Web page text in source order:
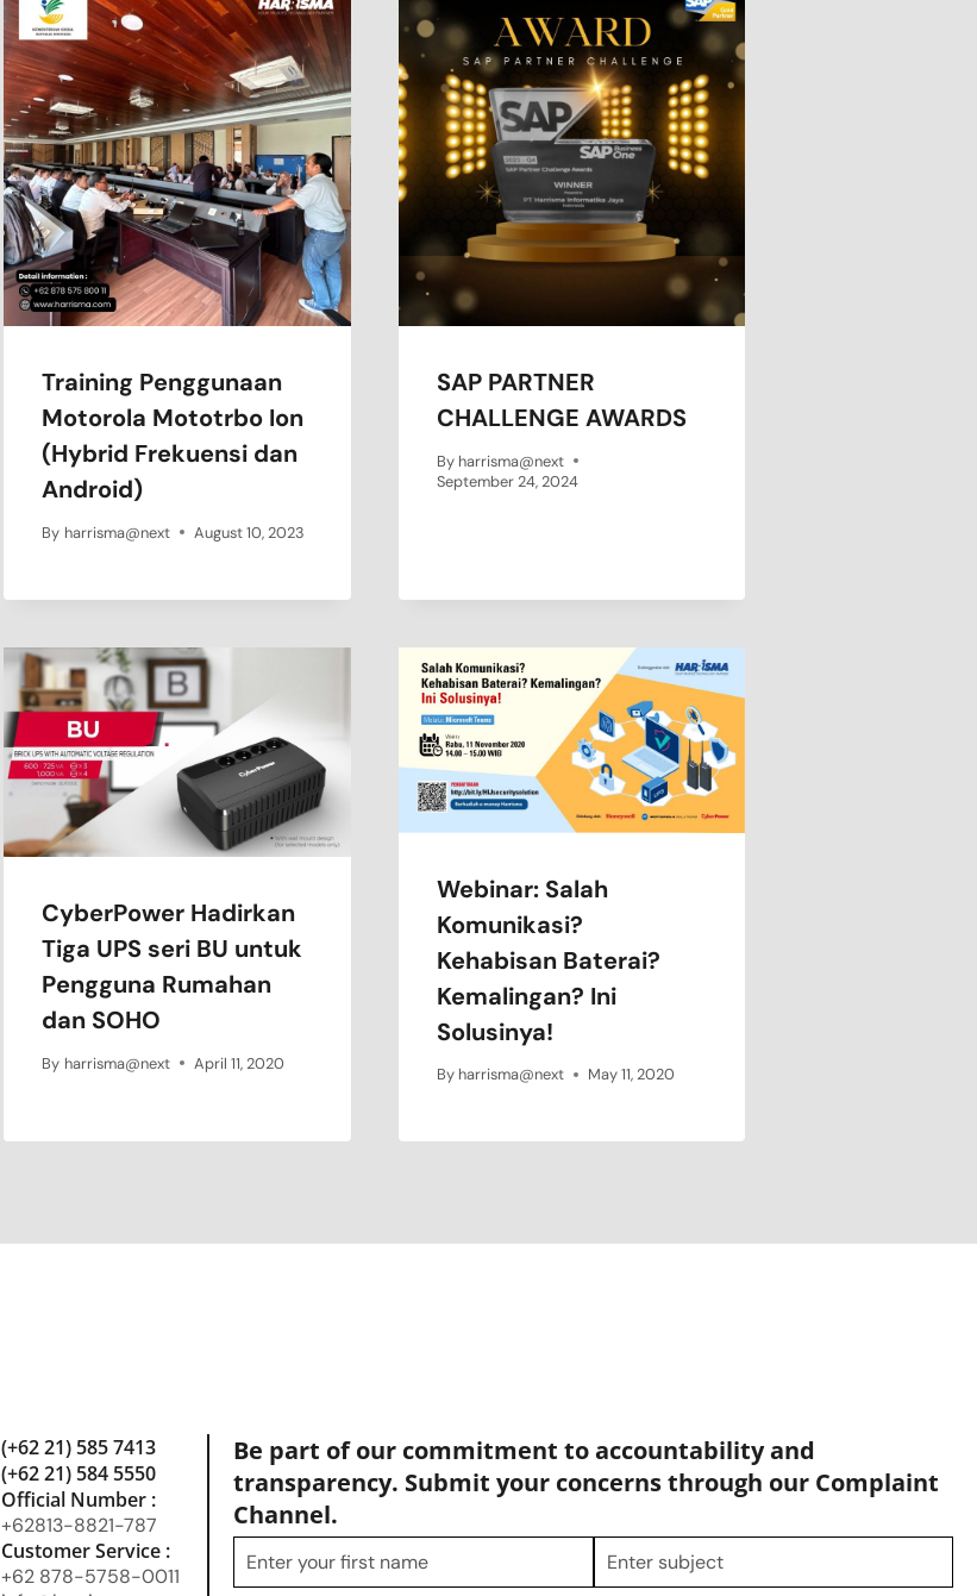
Training Penggunaan
Motorola Mototrbo Ion
(Hybrid Frekuensi dan
Android)
By harrisma@next August 10, 2023
SAP PARTNER
CHALLENGE AWARDS
By harrisma@next
September 24, 2024
CyberPower Hadirkan
Tiga UPS seri BU untuk
Pengguna Rumahan
dan SOHO
By harrisma@next April 11, 2020
Webinar: Salah
Komunikasi?
Kehabisan Baterai?
Kemalingan? Ini
Solusinya!
By harrisma@next May 11, 2020
(+62 21) 585 7413
(+62 21) 584 5550
Official Number :
+62813-8821-787
Customer Service :
+62 878-5758-0011
Be part of our commitment to accountability and
transparency. Submit your concerns through our Complaint
Channel.